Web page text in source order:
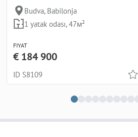
Budva, Babilonja
1 yatak odası, 47м²
FIYAT
€ 184 900
ID S8109